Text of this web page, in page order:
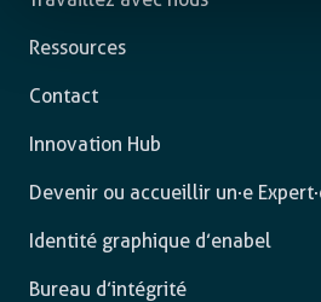
Ressources
Contact
Innovation Hub
Devenir ou accueillir un·e
Identité graphique d’enabel
Bureau d’intégrité